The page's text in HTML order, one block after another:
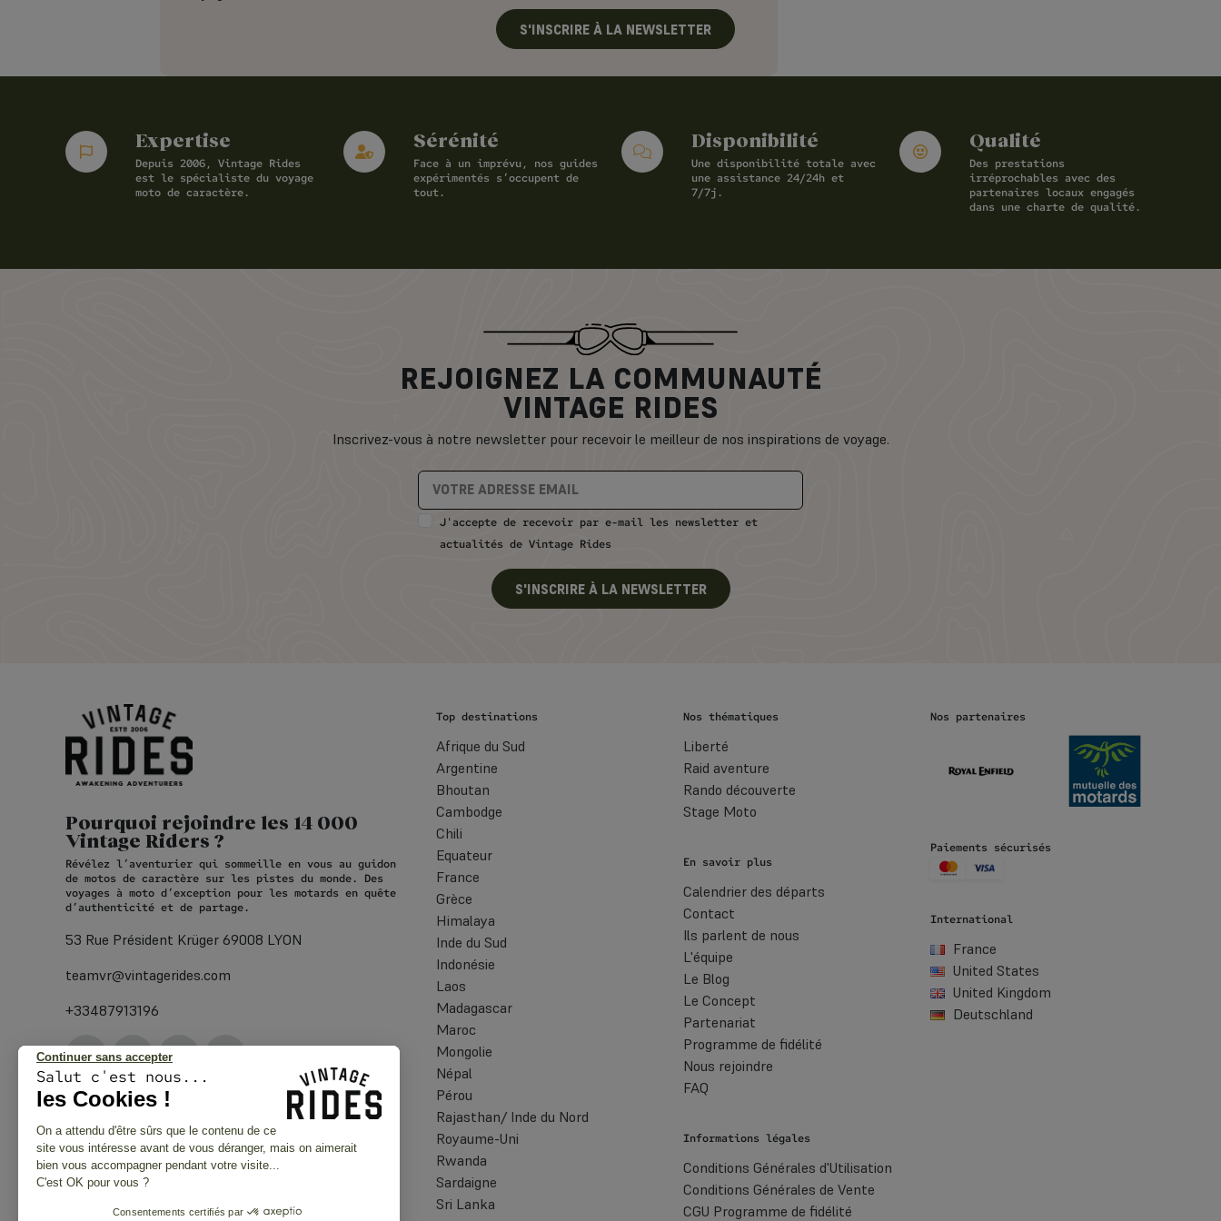
S'INSCRIRE À LA NEWSLETTER
Expertise
Depuis 2006, Vintage Rides
est le spécialiste du voyage
moto de caractère.
Sérénité
Face à un imprévu, nos guides
expérimentés s’occupent de
tout.
Disponibilité
Une disponibilité totale avec
une assistance 24/24h et
7/7j.
Qualité
Des prestations
irréprochables avec des
partenaires locaux engagés
dans une charte de qualité.
REJOIGNEZ LA COMMUNAUTÉ
VINTAGE RIDES
Inscrivez-vous à notre newsletter pour recevoir le meilleur de nos inspirations de voyage.
J'accepte de recevoir par e-mail les newsletter et
actualités de Vintage Rides
S'INSCRIRE À LA NEWSLETTER
Pourquoi rejoindre les 14 000
Vintage Riders ?
Révélez l’aventurier qui sommeille en vous au guidon
de motos de caractère sur les pistes du monde. Des
voyages à moto d’exception pour les motards en quête
d’authenticité et de partage.
53 Rue Président Krüger 69008 LYON
teamvr@vintagerides.com
+33487913196
Top destinations
Afrique du Sud
Argentine
Bhoutan
Cambodge
Chili
Equateur
France
Grèce
Himalaya
Inde du Sud
Indonésie
Laos
Madagascar
Maroc
Mongolie
Népal
Pérou
Rajasthan/ Inde du Nord
Royaume-Uni
Rwanda
Sardaigne
Sri Lanka
Nos thématiques
Liberté
Raid aventure
Rando découverte
Stage Moto
En savoir plus
Calendrier des départs
Contact
Ils parlent de nous
L'équipe
Le Blog
Le Concept
Partenariat
Programme de fidélité
Nous rejoindre
FAQ
Informations légales
Conditions Générales d'Utilisation
Conditions Générales de Vente
CGU Programme de fidélité
Nos partenaires
Paiements sécurisés
International
France
United States
United Kingdom
Deutschland
Continuer sans accepter
Salut c'est nous...
les Cookies !
On a attendu d'être sûrs que le contenu de ce
site vous intéresse avant de vous déranger, mais on aimerait
bien vous accompagner pendant votre visite...
C'est OK pour vous ?
Consentements certifiés par